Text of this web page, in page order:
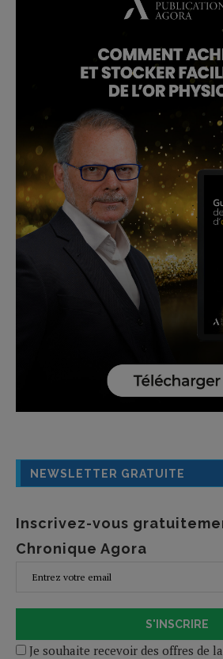
NEWSLETTER GRATUITE
Inscrivez-vous
Chronique Agora
S'INSCRIRE
Je souhaite recevoir des offres de